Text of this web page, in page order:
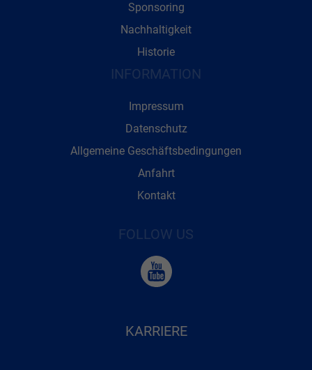
Sponsoring
Nachhaltigkeit
Historie
INFORMATION
Impressum
Datenschutz
Allgemeine Geschäftsbedingungen
Anfahrt
Kontakt
FOLLOW US
KARRIERE